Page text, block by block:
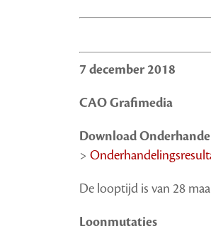
7 december 2018
CAO Grafimedia
Download
>
De looptijd is van 28
Loonmutaties